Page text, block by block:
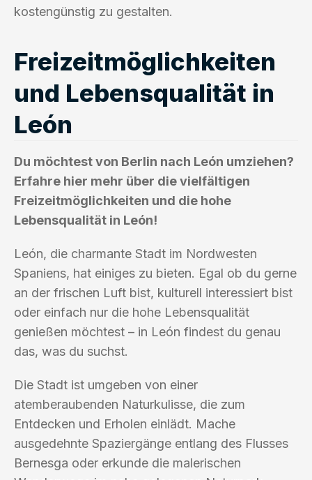
kostengünstig zu gestalten.
Freizeitmöglichkeiten
und Lebensqualität in
León
Du möchtest von Berlin nach León umziehen?
Erfahre hier mehr über die vielfältigen
Freizeitmöglichkeiten und die hohe
Lebensqualität in León!
León, die charmante Stadt im Nordwesten
Spaniens, hat einiges zu bieten. Egal ob du gerne
an der frischen Luft bist, kulturell interessiert bist
oder einfach nur die hohe Lebensqualität
genießen möchtest – in León findest du genau
das, was du suchst.
Die Stadt ist umgeben von einer
atemberaubenden Naturkulisse, die zum
Entdecken und Erholen einlädt. Mache
ausgedehnte Spaziergänge entlang des Flusses
Bernesga oder erkunde die malerischen